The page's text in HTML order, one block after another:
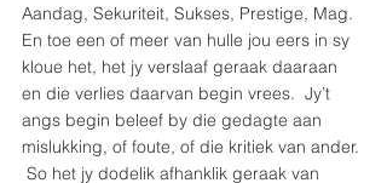
Aandag, Sekuriteit, Sukses, Prestige, Mag.
En toe een of meer van hulle jou eers in sy
kloue het, het jy verslaaf geraak daaraan
en die verlies daarvan begin vrees.  Jy’t
angs begin beleef by die gedagte aan
mislukking, of foute, of die kritiek van ander.
So het jy dodelik afhanklik geraak van